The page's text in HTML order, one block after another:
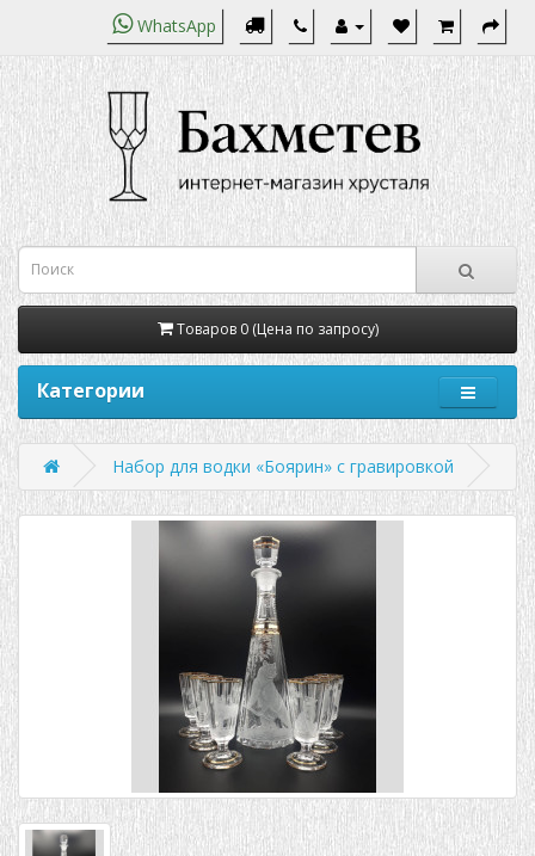
WhatsApp
Товаров 0 (Цена по запросу)
Категории
Набор для водки «Боярин» с гравировкой